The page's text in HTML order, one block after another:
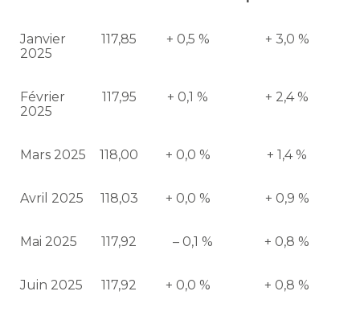
Janvier
2025
117,85 + 0,5 % + 3,0 %
Février
2025
117,95 + 0,1 % + 2,4 %
Mars 2025 118,00 + 0,0 % + 1,4 %
Avril 2025 118,03 + 0,0 % + 0,9 %
Mai 2025 117,92 – 0,1 % + 0,8 %
Juin 2025 117,92 + 0,0 % + 0,8 %